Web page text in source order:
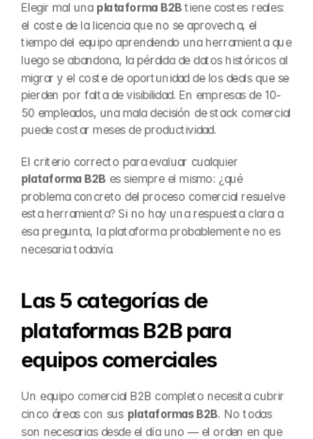
Elegir mal una plataforma B2B tiene costes reales:
el coste de la licencia que no se aprovecha, el
tiempo del equipo aprendiendo una herramienta que
luego se abandona, la pérdida de datos históricos al
migrar y el coste de oportunidad de los deals que se
pierden por falta de visibilidad. En empresas de 10-
50 empleados, una mala decisión de stack comercial
puede costar meses de productividad.
plataforma B2B es siempre el mismo: ¿qué
problema concreto del proceso comercial resuelve
esta herramienta? Si no hay una respuesta clara a
esa pregunta, la plataforma probablemente no es
necesaria todavía.
Las 5 categorías de
plataformas B2B para
equipos comerciales
Un equipo comercial B2B completo necesita cubrir
cinco áreas con sus plataformas B2B. No todas
son necesarias desde el día uno — el orden en que